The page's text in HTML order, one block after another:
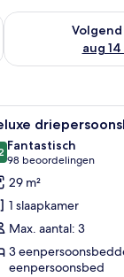
weekend aug 7 -
aug
De
14
van 10
Fantastisch
98 beoordelingen
(98
beoordelingen)
29 m²
1 slaapkamer
Max. aantal: 3
3
eenpersoonsbed